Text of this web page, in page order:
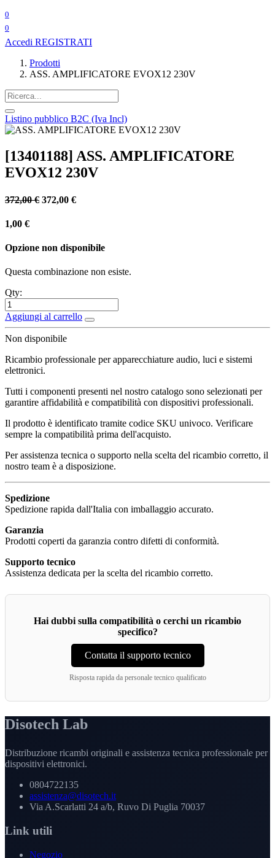
0
0
Accedi REGISTRATI
Prodotti
ASS. AMPLIFICATORE EVOX12 230V
Listino pubblico B2C (Iva Incl)
[13401188] ASS. AMPLIFICATORE
EVOX12 230V
372,00€ 372,00 €
1,00 €
Opzione non disponibile
Questa combinazione non esiste.
Qty:
Aggiungi al carrello
Non disponibile
Ricambio professionale per apparecchiature audio, luci e sistemi
elettronici.
Tutti i componenti presenti nel nostro catalogo sono selezionati per
garantire affidabilità e compatibilità con dispositivi professionali.
Il prodotto è identificato tramite codice SKU univoco. Verificare
sempre la compatibilità prima dell'acquisto.
Per assistenza tecnica o supporto nella scelta del ricambio corretto, il
nostro team è a disposizione.
Spedizione
Spedizione rapida dall'Italia con imballaggio accurato.
Garanzia
Prodotti coperti da garanzia contro difetti di conformità.
Supporto tecnico
Assistenza dedicata per la scelta del ricambio corretto.
Hai dubbi sulla compatibilità o cerchi un ricambio
specifico?
Contatta il supporto tecnico
Risposta rapida da personale tecnico qualificato
Disotech Lab
Distribuzione ricambi originali e assistenza tecnica professionale per
dispositivi elettronici.
0804722135
assistenza@disotech.it
Via A.Scarlatti 24 a/b, Ruvo Di Puglia 70037
Link utili
Negozio